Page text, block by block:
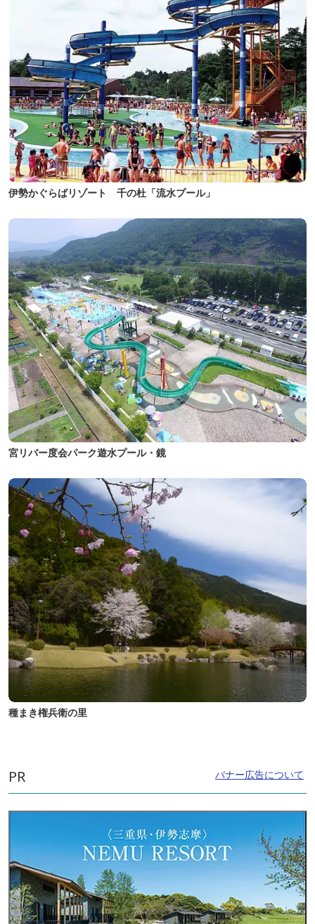
伊勢かぐらばリゾート 千の杜「流水プール」
宮リバー度会パーク遊水プール・鏡
種まき権兵衛の里
PR バナー広告について